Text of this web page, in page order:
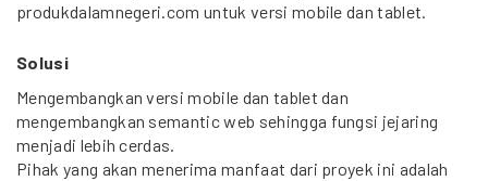
produkdalamnegeri.com untuk versi mobile dan tablet.
Solusi
Mengembangkan versi mobile dan tablet dan
mengembangkan semantic web sehingga fungsi jejaring
menjadi lebih cerdas.
Pihak yang akan menerima manfaat dari proyek ini adalah